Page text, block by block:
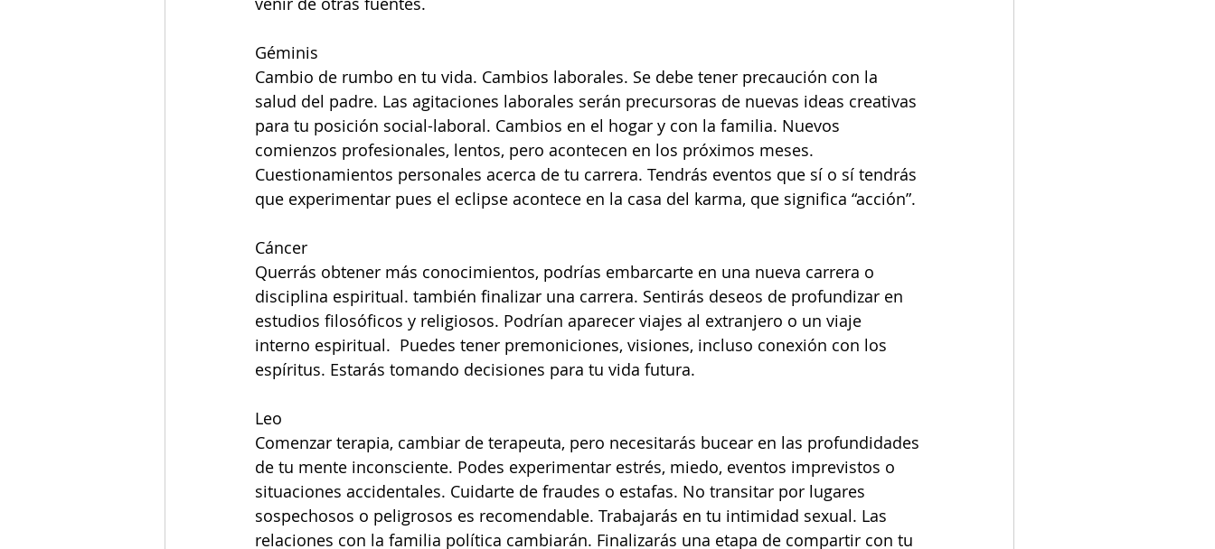
Géminis
Cambio de rumbo en tu vida. Cambios laborales. Se debe tener precaución con la
salud del padre. Las agitaciones laborales serán precursoras de nuevas ideas creativas
para tu posición social-laboral. Cambios en el hogar y con la familia. Nuevos
comienzos profesionales, lentos, pero acontecen en los próximos meses.
Cuestionamientos personales acerca de tu carrera. Tendrás eventos que sí o sí tendrás
que experimentar pues el eclipse acontece en la casa del karma, que significa “acción”.
Cáncer
Querrás obtener más conocimientos, podrías embarcarte en una nueva carrera o
disciplina espiritual. también finalizar una carrera. Sentirás deseos de profundizar en
estudios filosóficos y religiosos. Podrían aparecer viajes al extranjero o un viaje
interno espiritual.  Puedes tener premoniciones, visiones, incluso conexión con los
espíritus. Estarás tomando decisiones para tu vida futura.
Leo
Comenzar terapia, cambiar de terapeuta, pero necesitarás bucear en las profundidades
de tu mente inconsciente. Podes experimentar estrés, miedo, eventos imprevistos o
situaciones accidentales. Cuidarte de fraudes o estafas. No transitar por lugares
sospechosos o peligrosos es recomendable. Trabajarás en tu intimidad sexual. Las
relaciones con la familia política cambiarán. Finalizarás una etapa de compartir con tu